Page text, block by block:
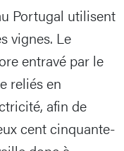
Portugal utilisent
vignes. Le
entravé par le
reliés en
afin de
cent cinquante-